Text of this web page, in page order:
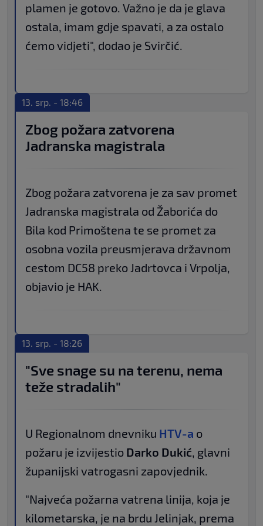
plamen je gotovo. Važno je da je glava
ostala, imam gdje spavati, a za ostalo
ćemo vidjeti", dodao je Svirčić.
13. srp. - 18:46
Zbog požara zatvorena
Jadranska magistrala
Zbog požara zatvorena je za sav promet
Jadranska magistrala od Žaborića do
Bila kod Primoštena te se promet za
osobna vozila preusmjerava državnom
cestom DC58 preko Jadrtovca i Vrpolja,
objavio je HAK.
13. srp. - 18:26
"Sve snage su na terenu, nema
teže stradalih"
U Regionalnom dnevniku HTV-a o
požaru je izvijestio Darko Dukić, glavni
županijski vatrogasni zapovjednik.
"Najveća požarna vatrena linija, koja je
kilometarska, je na brdu Jelinjak, prema